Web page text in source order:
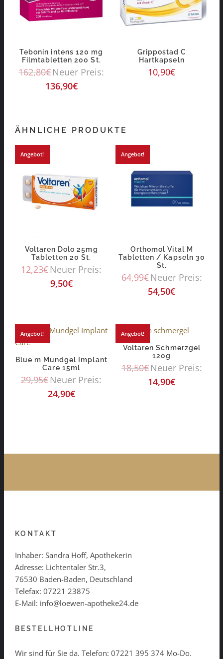
Tebonin intens 120 mg
Filmtabletten 200 St.
162,80€Neuer Preis:
136,90€
Grippostad C
Hartkapseln
10,90€
ÄHNLICHE PRODUKTE
Angebot!
Voltaren Dolo 25mg
Tabletten 20 St.
12,23€Neuer Preis:
9,50€
Angebot!
Orthomol Vital M
Tabletten / Kapseln 30
St.
64,99€Neuer Preis:
54,50€
Angebot!
Blue m Mundgel Implant
Care 15ml
29,95€Neuer Preis:
24,90€
Angebot!
Voltaren Schmerzgel
120g
18,50€Neuer Preis:
14,90€
KONTAKT
Inhaber: Sandra Hoff, Apothekerin
Adresse: Lichtentaler Str.3,
76530 Baden-Baden, Deutschland
Telefax: 07221 23875
E-Mail: info@loewen-apotheke24.de
BESTELLHOTLINE
Wir sind für Sie da. Telefon: 07221 395 374 Mo-Do.